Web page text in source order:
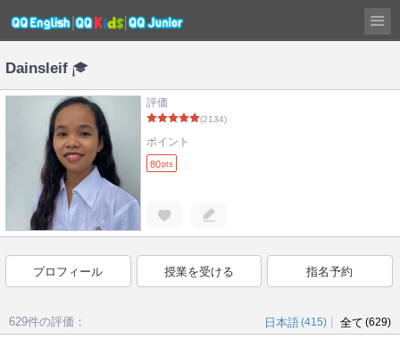
Dainsleif
評価
(2134)
ポイント
80pts
プロフィール 授業を受ける 指名予約
629件の評価： 日本語(415) 全て (629)